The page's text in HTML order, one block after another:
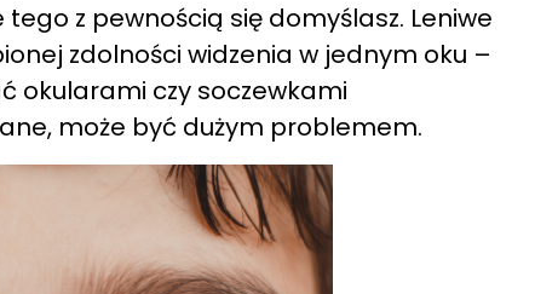
z pewnością się domyślasz. Leniwe
zdolności widzenia w jednym oku –
okularami czy soczewkami
może być dużym problemem.